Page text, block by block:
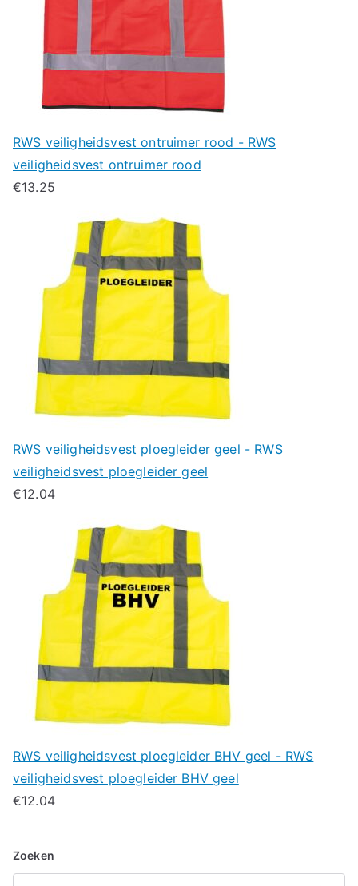
RWS veiligheidsvest ontruimer rood - RWS
veiligheidsvest ontruimer rood
€13.25
RWS veiligheidsvest ploegleider geel - RWS
veiligheidsvest ploegleider geel
€12.04
RWS veiligheidsvest ploegleider BHV geel - RWS
veiligheidsvest ploegleider BHV geel
€12.04
Zoeken